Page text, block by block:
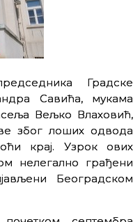
Градске
Савића, мукама
Вељко Влаховић,
због лоших одвода
крај. Узрок ових
нелегално грађени
Београдском